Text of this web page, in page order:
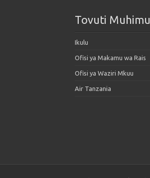
Tovuti Muhimu
Ikulu
Ofisi ya Makamu wa Rais
Ofisi ya Waziri Mkuu
Air Tanzania